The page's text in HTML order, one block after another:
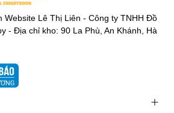
Website Lê Thị Liên - Công ty TNHH Đồ
- Địa chỉ kho: 90 La Phù, An Khánh, Hà